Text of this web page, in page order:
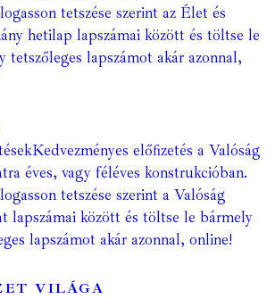
tetszése szerint az Élet és
hetilap lapszámai között és töltse le
tetszőleges lapszámot akár azonnal,
Kedvezményes előfizetés a Valóság
éves, vagy féléves konstrukcióban.
tetszése szerint a Valóság
lapszámai között és töltse le bármely
lapszámot akár azonnal, online!
VILÁGA